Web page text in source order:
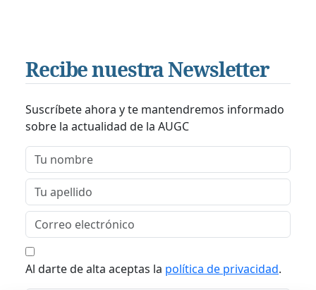
Recibe nuestra Newsletter
Suscríbete ahora y te mantendremos informado
sobre la actualidad de la AUGC
Al darte de alta aceptas la política de privacidad.